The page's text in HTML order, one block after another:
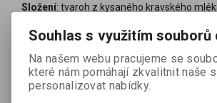
Složení: tvaroh z kysaného kravského
sůl (*=BIO).
Skladujte při teplotě do 8°C. Minimální
uvedeného na obalu.
Souhlas s využitím souborů
Na našem webu pracujeme se
které nám pomáhají zkvalitnit naše
personalizovat nabídky.